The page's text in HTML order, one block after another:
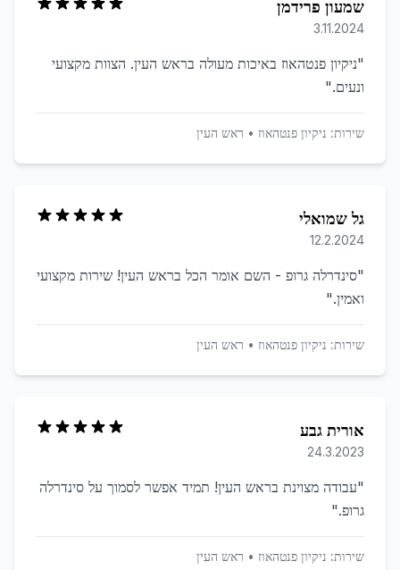
שמעון פרידמן
3.11.2024
"ניקיון פנטהאוז באיכות מעולה בראש העין. הצוות מקצועי
ונעים."
שירות: ניקיון פנטהאוז • ראש העין
גל שמואלי
12.2.2024
"סינדרלה גרופ - השם אומר הכל בראש העין! שירות מקצועי
ואמין."
שירות: ניקיון פנטהאוז • ראש העין
אורית גבע
24.3.2023
"עבודה מצוינת בראש העין! תמיד אפשר לסמוך על סינדרלה
גרופ."
שירות: ניקיון פנטהאוז • ראש העין